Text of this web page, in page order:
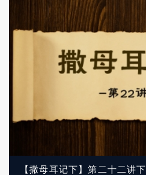
【撒母耳记下】第二十二讲下